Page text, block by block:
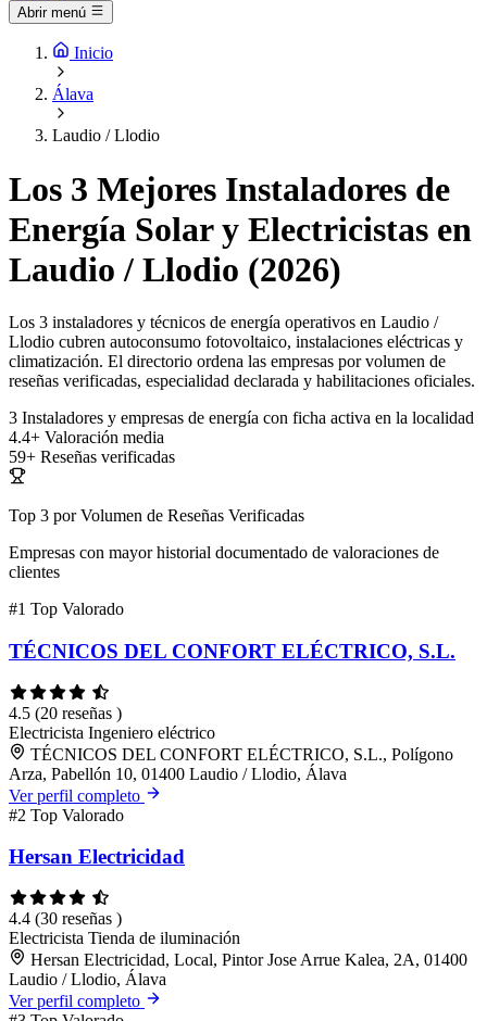
Abrir menú
Inicio
Álava
Laudio / Llodio
Los 3 Mejores Instaladores de
Energía Solar y Electricistas en
Laudio / Llodio (2026)
Los 3 instaladores y técnicos de energía operativos en Laudio /
Llodio cubren autoconsumo fotovoltaico, instalaciones eléctricas y
climatización. El directorio ordena las empresas por volumen de
reseñas verificadas, especialidad declarada y habilitaciones oficiales.
3 Instaladores y empresas de energía con ficha activa en la localidad
4.4+ Valoración media
59+ Reseñas verificadas
Top 3 por Volumen de Reseñas Verificadas
Empresas con mayor historial documentado de valoraciones de
clientes
#1 Top Valorado
TÉCNICOS DEL CONFORT ELÉCTRICO, S.L.
4.5 (20 reseñas )
Electricista Ingeniero eléctrico
TÉCNICOS DEL CONFORT ELÉCTRICO, S.L., Polígono
Arza, Pabellón 10, 01400 Laudio / Llodio, Álava
Ver perfil completo
#2 Top Valorado
Hersan Electricidad
4.4 (30 reseñas )
Electricista Tienda de iluminación
Hersan Electricidad, Local, Pintor Jose Arrue Kalea, 2A, 01400
Laudio / Llodio, Álava
Ver perfil completo